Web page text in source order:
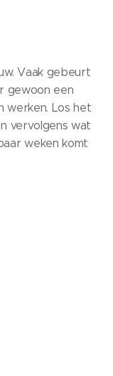
Vaak gebeurt
gewoon een
werken. Los het
vervolgens wat
weken komt